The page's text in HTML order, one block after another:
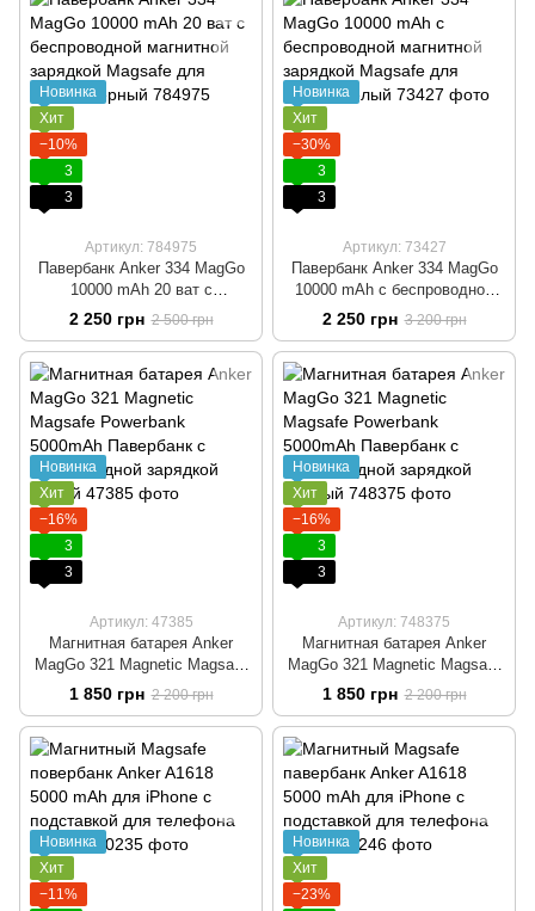
Новинка
Хит
−10%
3
3
Артикул: 784975
Павербанк Anker 334 MagGo
10000 mAh 20 ват с
беспроводной магнитной
зарядкой Magsafe для iPhone
Чёрный
2 250 грн 2 500 грн
Новинка
Хит
−30%
3
3
Артикул: 73427
Павербанк Anker 334 MagGo
10000 mAh с беспроводной
магнитной зарядкой Magsafe
для iPhone Белый
2 250 грн 3 200 грн
Новинка
Хит
−16%
3
3
Артикул: 47385
Магнитная батарея Anker
MagGo 321 Magnetic Magsafe
Powerbank 5000mAh
Павербанк с беспроводной
зарядкой Белый
1 850 грн 2 200 грн
Новинка
Хит
−16%
3
3
Артикул: 748375
Магнитная батарея Anker
MagGo 321 Magnetic Magsafe
Powerbank 5000mAh
Павербанк с беспроводной
зарядкой Чёрный
1 850 грн 2 200 грн
Новинка
Хит
−11%
Новинка
Хит
−23%